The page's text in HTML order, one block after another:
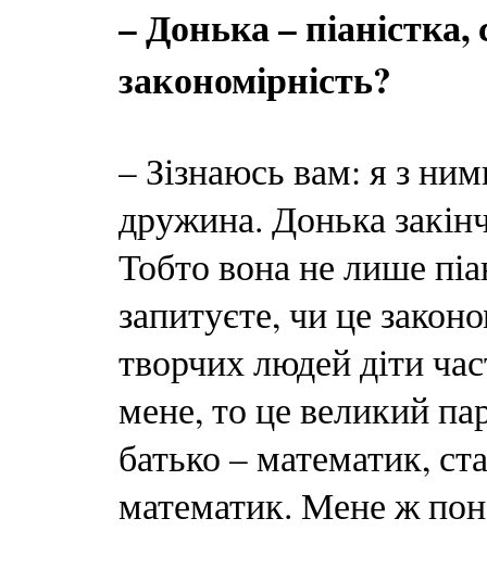
– Донька –
закономірність?
– Зізнаюсь вам: я з
дружина. Донька
Тобто вона не лише
запитуєте, чи це
творчих людей діти
мене, то це великий
батько – математик,
математик. Мене ж